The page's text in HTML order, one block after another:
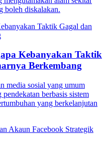
boleh diskalakan.
Kebanyakan Taktik
Berkembang
media sosial yang umum
berbasis sistem
yang berkelanjutan